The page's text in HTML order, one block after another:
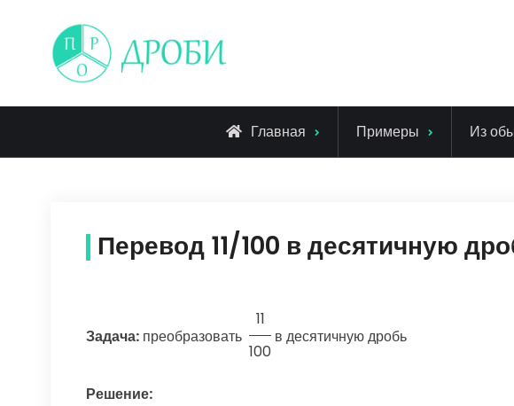
content
Главная Примеры Из
Перевод 11/100 в десятичную
Задача: преобразовать
11
100
в десятичную дробь
Решение: